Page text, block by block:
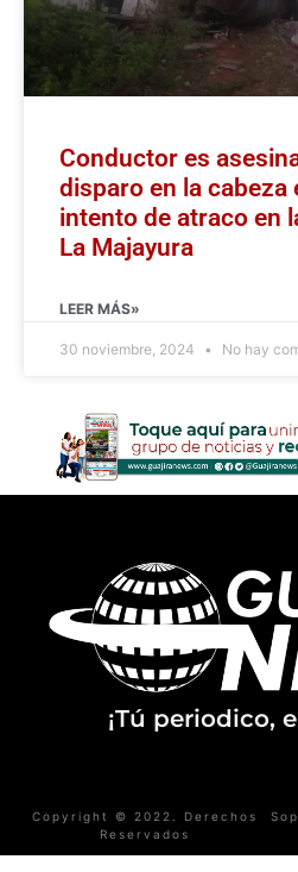
Conductor es
disparo en la cabeza
intento de atraco en
La Majayura
LEER MÁS»
30 noviembre, 2024 No hay
¡Tú periodico,
Copyright © 2022. Derechos
Reservados